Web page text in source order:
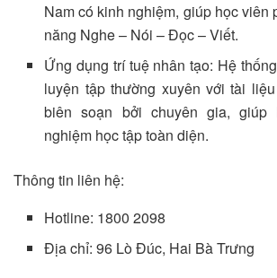
Nam có kinh nghiệm, giúp học viên
năng Nghe – Nói – Đọc – Viết.
Ứng dụng trí tuệ nhân tạo: Hệ
luyện tập thường xuyên với tài
biên soạn bởi chuyên gia,
nghiệm học tập toàn diện.
Thông tin liên hệ:
Hotline: 1800 2098
Địa chỉ: 96 Lò Đúc, Hai Bà Trưng